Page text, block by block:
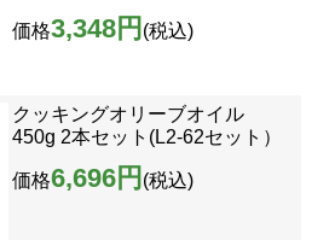
価格3,348円 (税込)
クッキングオリーブオイル
450g 2本セット(L2-62セット）
価格6,696円 (税込)